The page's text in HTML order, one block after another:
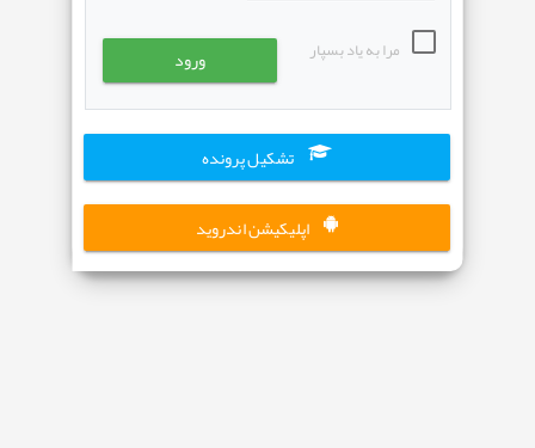
مرا به یاد بسپار
تشکیل پرونده
اپلیکیشن اندروید